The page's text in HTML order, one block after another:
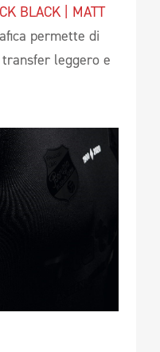
BLACK | MATT
permette di
leggero e